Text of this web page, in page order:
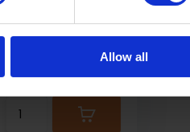
Allow all